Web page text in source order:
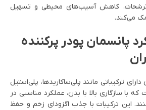
ترشحات، کاهش آسیب‌های محیطی و تسهیل
می‌کند.
پانسمان پودر پرکننده
ترکیباتی مانند پلی‌ساکاریدها، پلی‌استیل
که با سازگاری بالا با بدن، عملکرد مناسبی در
این ترکیبات با جذب اگزودای زخم و حفظ